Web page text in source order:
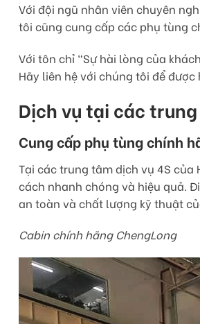
Với đội ngũ nhân viên chuyên
tôi cũng cung cấp các phụ tùng
Với tôn chỉ “Sự hài lòng của
Hãy liên hệ với chúng tôi để
Dịch vụ tại các
Cung cấp phụ tùng chính
Tại các trung tâm dịch vụ 4S
cách nhanh chóng và hiệu quả.
an toàn và chất lượng kỹ thuật
Cabin chính hãng ChengLong